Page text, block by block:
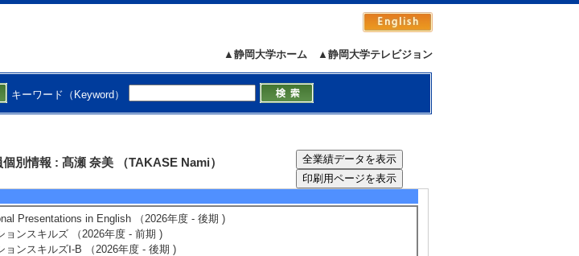
▲静岡大学テレビジョン
▲静岡大学ホーム
キーワード（Keyword）
別情報 : 髙瀬 奈美 （TAKASE Nami）
ケーションを行うことによる使用語彙と構文に与える影響 （2018年4月 ) [提供機
回「英検」 研究助成 [担当区分] 研究代表者
Presentations in English （2026年度 - 後期 )
ョンスキルズ （2026年度 - 前期 )
ンスキルズⅠ-B （2026年度 - 後期 )